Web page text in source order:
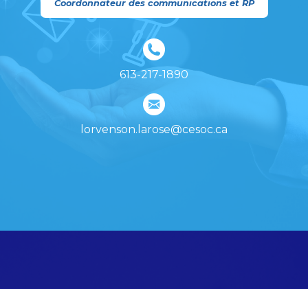
Coordonnateur des communications et RP
613-217-1890
lorvenson.larose@cesoc.ca